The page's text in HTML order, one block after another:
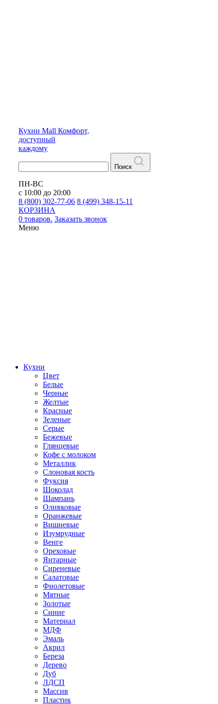
Кухни Mall Комфорт,
доступный
каждому
Поиск
ПН-ВС
с 10:00 до 20:00
8 (800) 302-77-06 8 (499) 348-15-11
КОРЗИНА
0 товаров. Заказать звонок
Меню
Кухни
Цвет
Белые
Черные
Желтые
Красные
Зеленые
Серые
Бежевые
Глянцевые
Кофе с молоком
Металлик
Слоновая кость
Фуксия
Шоколад
Шампань
Оливковые
Оранжевые
Вишневые
Изумрудные
Венге
Ореховые
Янтарные
Сиреневые
Салатовые
Фиолетовые
Мятные
Золотые
Синие
Материал
МДФ
Эмаль
Акрил
Береза
Дерево
Дуб
ЛДСП
Массив
Пластик